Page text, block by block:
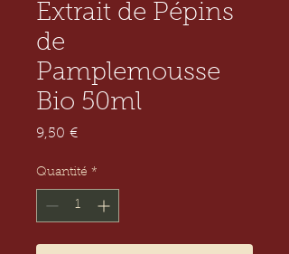
Extrait de Pépins
de
Pamplemousse
Bio 50ml
9,50 €Prix
Quantité *